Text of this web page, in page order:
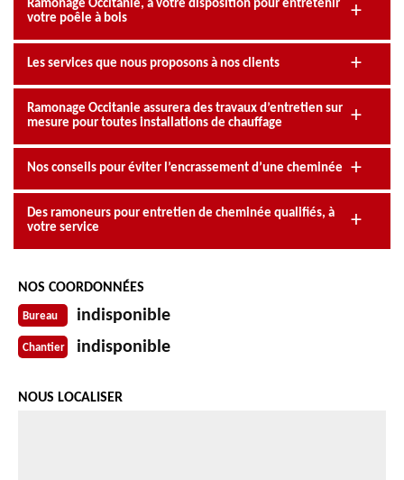
Ramonage Occitanie, à votre disposition pour entretenir
votre poêle à bois
Les services que nous proposons à nos clients
Ramonage Occitanie assurera des travaux d’entretien sur
mesure pour toutes installations de chauffage
Nos conseils pour éviter l’encrassement d’une cheminée
Des ramoneurs pour entretien de cheminée qualifiés, à
votre service
NOS COORDONNÉES
Bureau indisponible
Chantier indisponible
NOUS LOCALISER